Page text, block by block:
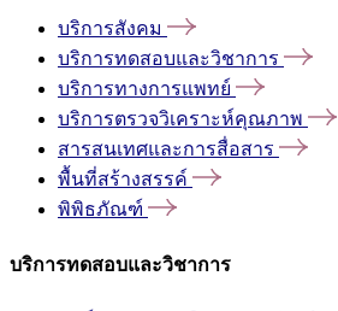
บริการสังคม
บริการทดสอบและวิชาการ
บริการทางการแพทย์
บริการตรวจวิเคราะห์คุณภาพ
สารสนเทศและการสื่อสาร
พื้นที่สร้างสรรค์
พิพิธภัณฑ์
บริการทดสอบและวิชาการ